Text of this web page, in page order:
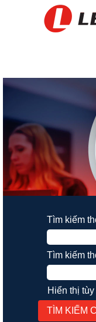
Tìm kiếm
Tìm kiếm
Hiển thị